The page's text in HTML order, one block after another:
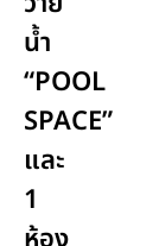
น้ำ
“POOL
SPACE”
และ
1